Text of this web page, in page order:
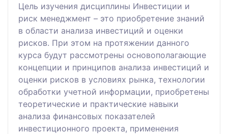
Цель изучения дисциплины Инвестиции и
риск менеджмент – это приобретение знаний
в области анализа инвестиций и оценки
рисков. При этом на протяжении данного
курса будут рассмотрены основополагающие
концепции и принципов анализа инвестиций и
оценки рисков в условиях рынка, технологии
обработки учетной информации, приобретены
теоретические и практические навыки
анализа финансовых показателей
инвестиционного проекта, применения